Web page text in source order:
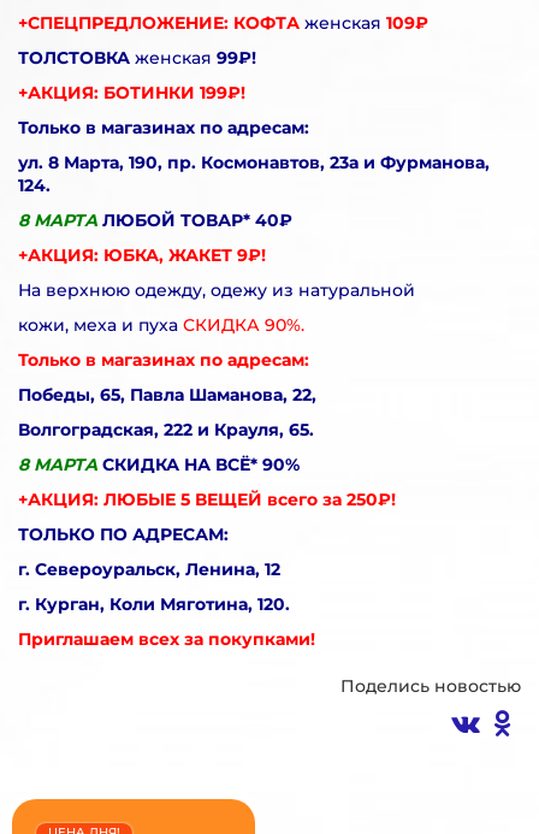
+СПЕЦПРЕДЛОЖЕНИЕ: КОФТА женская 109₽
ТОЛСТОВКА женская 99₽!
+АКЦИЯ: БОТИНКИ 199₽!
Только в магазинах по адресам:
ул. 8 Марта, 190, пр. Космонавтов, 23а и Фурманова,
124.
8 МАРТА ЛЮБОЙ ТОВАР* 40₽
+АКЦИЯ: ЮБКА, ЖАКЕТ 9₽!
На верхнюю одежду, одежу из натуральной
кожи, меха и пуха СКИДКА 90%.
Только в магазинах по адресам:
Победы, 65, Павла Шаманова, 22,
Волгоградская, 222 и Крауля, 65.
8 МАРТА СКИДКА НА ВСЁ* 90%
+АКЦИЯ: ЛЮБЫЕ 5 ВЕЩЕЙ всего за 250₽!
ТОЛЬКО ПО АДРЕСАМ:
г. Североуральск, Ленина, 12
г. Курган, Коли Мяготина, 120.
Приглашаем всех за покупками!
Поделись новостью